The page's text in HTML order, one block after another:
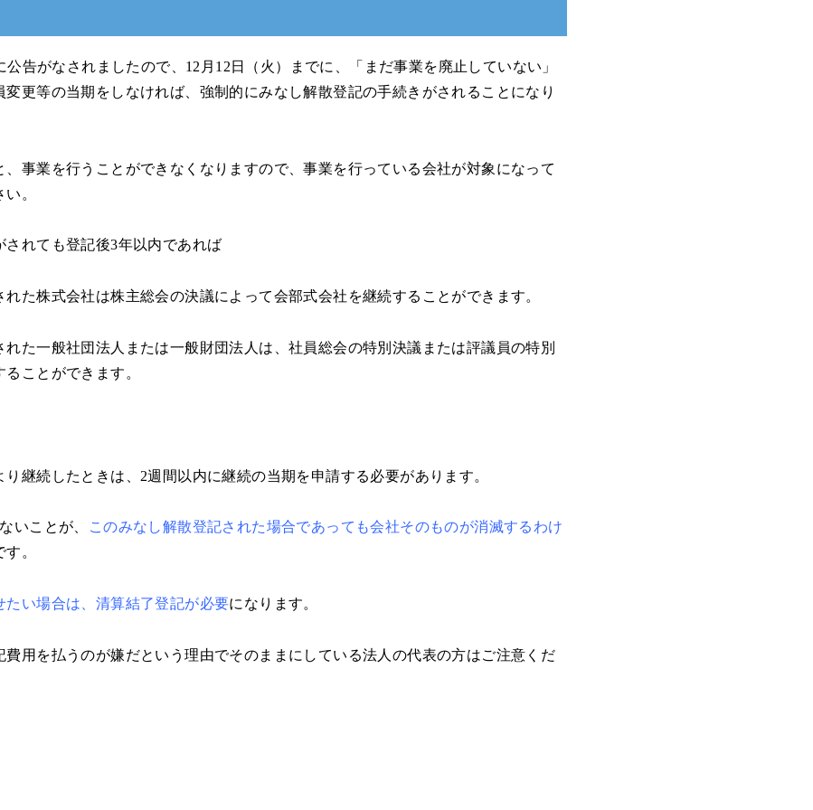
公告がなされましたので、12月12日（火）までに、「まだ事業を廃止していない」
変更等の当期をしなければ、強制的にみなし解散登記の手続きがされることになり
事業を行うことができなくなりますので、事業を行っている会社が対象になって
。
されても登記後3年以内であれば
た株式会社は株主総会の決議によって会部式会社を継続することができます。
た一般社団法人または一般財団法人は、社員総会の特別決議または評議員の特別
ことができます。
継続したときは、2週間以内に継続の当期を申請する必要があります。
いことが、
このみなし解散登記された場合であっても会社そのものが消滅するわけ
。
たい場合は、清算結了登記が必要になります。
費用を払うのが嫌だという理由でそのままにしている法人の代表の方はご注意くだ